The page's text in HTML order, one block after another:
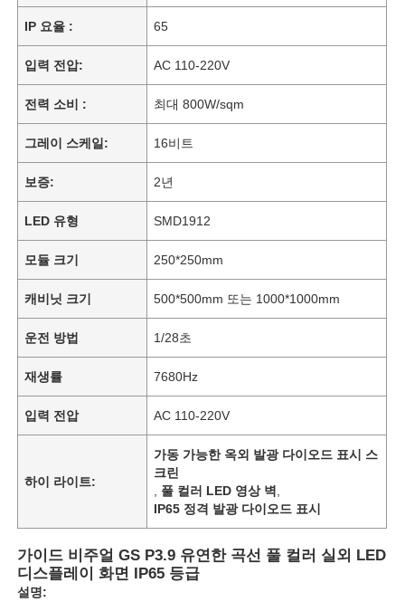
홈
IP 요율 : 65
입력 전압: AC 110-220V
전력 소비 : 최대 800W/sqm
그레이 스케일: 16비트
보증: 2년
LED 유형 SMD1912
모듈 크기 250*250mm
캐비닛 크기 500*500mm 또는 1000*1000mm
운전 방법 1/28초
재생률 7680Hz
입력 전압 AC 110-220V
하이 라이트:
가동 가능한 옥외 발광 다이오드 표시 스
크린
풀 컬러 LED 영상 벽
IP65 정격 발광 다이오드 표시
가이드 비주얼 GS P3.9 유연한 곡선 풀 컬러 실외 LED
디스플레이 화면 IP65 등급
설명: